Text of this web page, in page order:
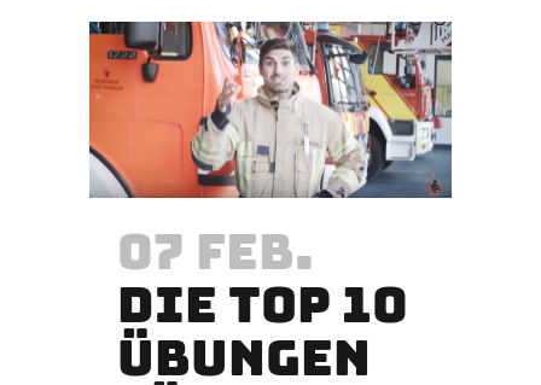
07 FEB.
DIE TOP 10
ÜBUNGEN